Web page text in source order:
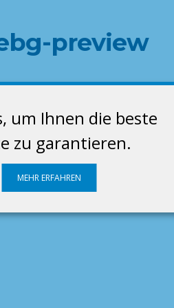
um Ihnen die beste
zu garantieren.
MEHR ERFAHREN
preview